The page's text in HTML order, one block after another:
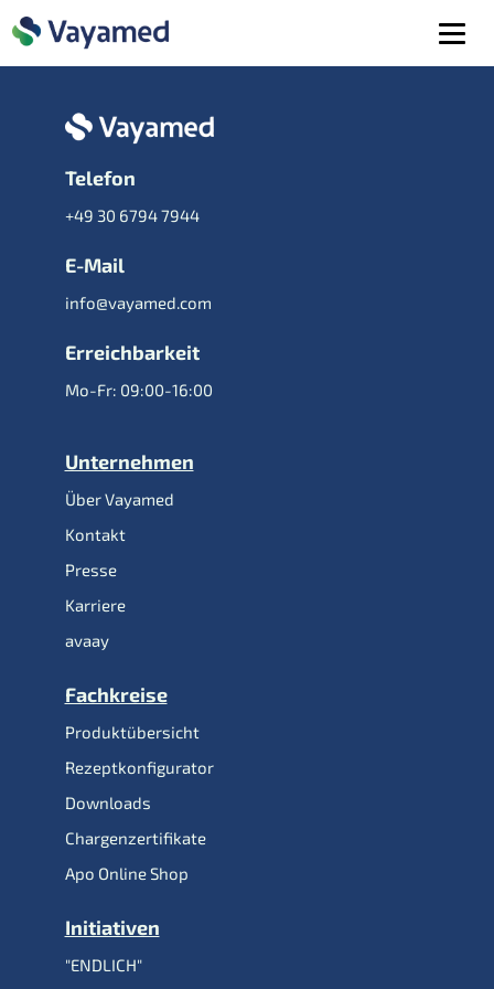
Telefon
+49 30 6794 7944
E-Mail
info@vayamed.com
Erreichbarkeit
Mo-Fr: 09:00-16:00
Unternehmen
Über Vayamed
Kontakt
Presse
Karriere
avaay
Fachkreise
Produktübersicht
Rezeptkonfigurator
Downloads
Chargenzertifikate
Apo Online Shop
Initiativen
"ENDLICH"